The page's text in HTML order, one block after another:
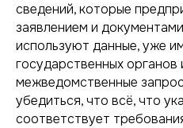
сведений, которые
заявлением и
используют данные, уже
государственных органов
межведомственные
убедиться, что всё, что
соответствует